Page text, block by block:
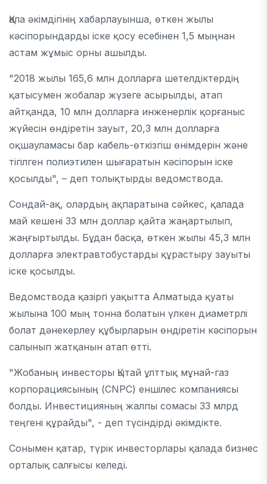
Қала әкімдігінің хабарлауынша, өткен жылы
кәсіпорындарды іске қосу есебінен 1,5 мыңнан
астам жұмыс орны ашылды.
"2018 жылы 165,6 млн долларға шетелдіктердің
қатысумен жобалар жүзеге асырылды, атап
айтқанда, 10 млн долларға инженерлік қорғаныс
жүйесін өндіретін зауыт, 20,3 млн долларға
оқшауламасы бар кабель-өткізгіш өнімдерін және
тігілген полиэтилен шығаратын кәсіпорын іске
қосылды", – деп толықтырды ведомствода.
Сондай-ақ, олардың ақпаратына сәйкес, қалада
май кешені 33 млн доллар қайта жаңартылып,
жаңғыртылды. Бұдан басқа, өткен жылы 45,3 млн
долларға электравтобустарды құрастыру зауыты
іске қосылды.
Ведомствода қазіргі уақытта Алматыда қуаты
жылына 100 мың тонна болатын үлкен диаметрлі
болат дәнекерлеу құбырларын өндіретін кәсіпорын
салынып жатқанын атап өтті.
"Жобаның инвесторы Қытай ұлттық мұнай-газ
корпорациясының (CNPC) еншілес компаниясы
болды. Инвестицияның жалпы сомасы 33 млрд
теңгені құрайды", - деп түсіндірді әкімдікте.
Сонымен қатар, түрік инвесторлары қалада бизнес
орталық салғысы келеді.